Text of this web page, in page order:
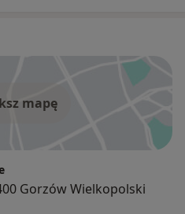
mapę
Gorzów Wielkopolski